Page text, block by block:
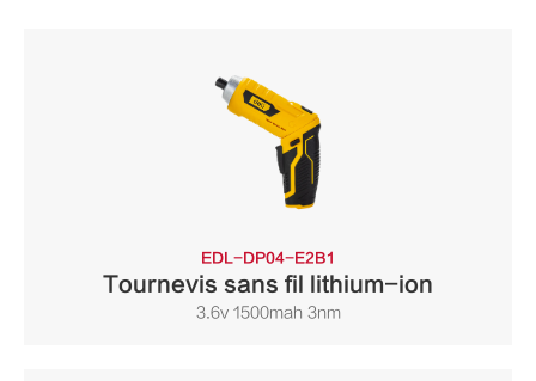
EDL-DP04-E2B1
Tournevis sans fil lithium-ion
3.6v 1500mah 3nm